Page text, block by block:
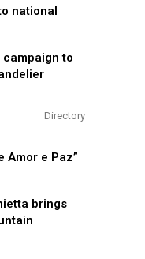
national
to
Directory
Amor e Paz”
brings